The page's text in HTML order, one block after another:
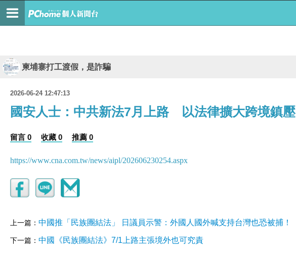
柬埔寨打工渡假，是詐騙
2026-06-24 12:47:13
國安人士：中共新法7月上路 以法律擴大跨境鎮壓
留言 0 收藏 0 推薦 0
https://www.cna.com.tw/news/aipl/202606230254.aspx
上一篇： 中國推「民族團結法」 日議員示警：外國人國外喊支持台灣也恐被捕！
下一篇： 中國《民族團結法》7/1上路主張境外也可究責